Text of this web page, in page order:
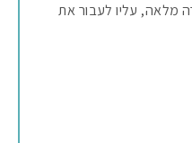
מלאה, עליו לעבור את